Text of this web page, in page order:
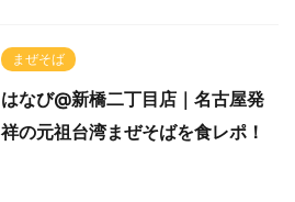
まぜそば
はなび@新橋二丁目店｜名古屋発
祥の元祖台湾まぜそばを食レポ！